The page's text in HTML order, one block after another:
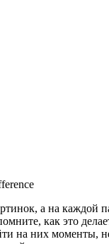
а на каждой
как это
на них моменты,